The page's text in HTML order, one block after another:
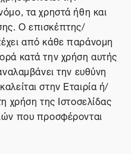
τα χρηστά ήθη και
Ο επισκέπτης/
από κάθε παράνομη
κατά την χρήση αυτής
την ευθύνη
στην Εταιρία ή/
χρήση της Ιστοσελίδας
που προσφέρονται